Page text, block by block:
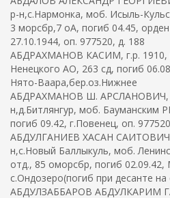
р-н,с.Нармонка, моб. Исыль-
3 морсбр,7 оА, погиб 04.45,
27.10.1944, оп. 977520, д. 188
АБДРАХМАНОВ КАСИМ, г.р. 1910,
Ненецкого АО, 263 сд, погиб
Нято-Ваара,бер.оз.Нижнее
АБДРАХМАНОВ Ш. АРСЛАНОВИЧ,
н,д.Битлянгур, моб. Бауманским
погиб 09.42, г.Повенец, оп.
АБДУЛГАНИЕВ ХАСАН САИТОВИЧ,
н,с.Новый Баллыкуль, моб.
отд., 85 оморсбр, погиб 02.09.42,
с.Ондозеро(погиб при десанте
АБДУЛЗАББАРОВ АБДУЛКАРИМ